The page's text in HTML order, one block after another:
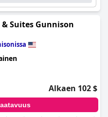
Suites Gunnison
Alkaen 102 $